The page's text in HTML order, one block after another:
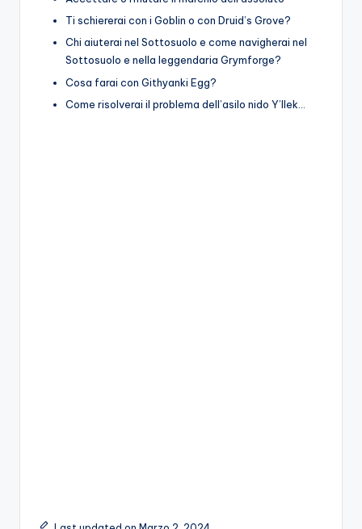
Ti schiererai con i Goblin o con Druid’s Grove?
Chi aiuterai nel Sottosuolo e come navigherai nel
Sottosuolo e nella leggendaria Grymforge?
Cosa farai con Githyanki Egg?
Come risolverai il problema dell’asilo nido Y’llek…